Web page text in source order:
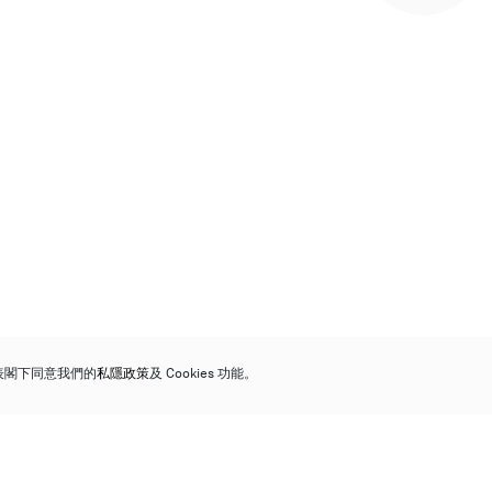
下同意我們的私隱政策及 Cookies 功能。